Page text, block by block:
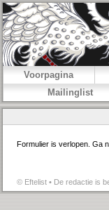
Voorpagina
Mailinglist
Formulier is verlopen. Ga
© Eftelist • De redactie is